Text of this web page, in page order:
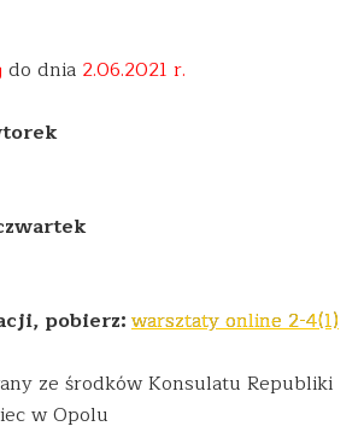
do dnia 2.06.2021 r.
pobierz:warsztaty online 2-4(1)
ze środków Konsulatu Republiki
w Opolu